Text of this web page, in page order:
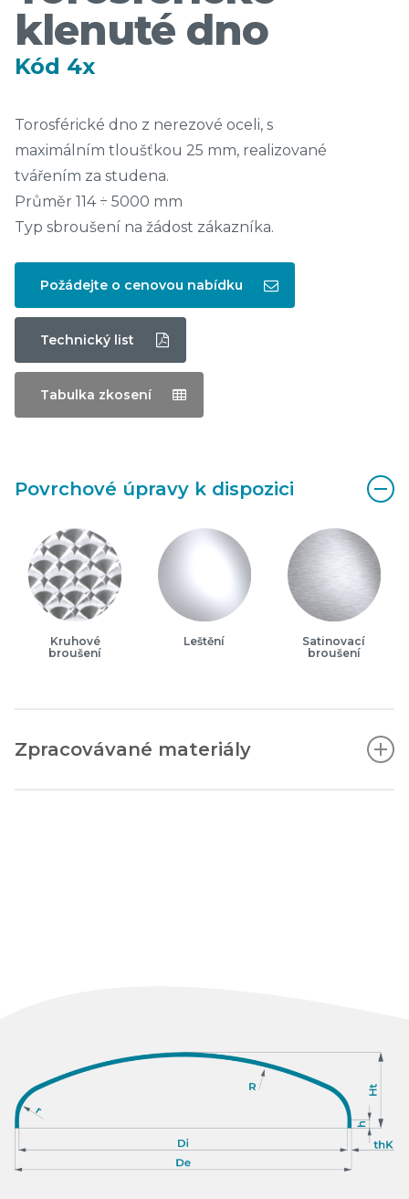
klenuté dno
Kód 4x
Torosférické dno z nerezové oceli, s
maximálním tloušťkou 25 mm, realizované
tvářením za studena.
Průměr 114 ÷ 5000 mm
Typ sbroušení na žádost zákazníka.
Požádejte o cenovou nabídku
Technický list
Tabulka zkosení
Povrchové úpravy k dispozici
Kruhové
broušení
Leštění
Satinovací
broušení
Zpracovávané materiály